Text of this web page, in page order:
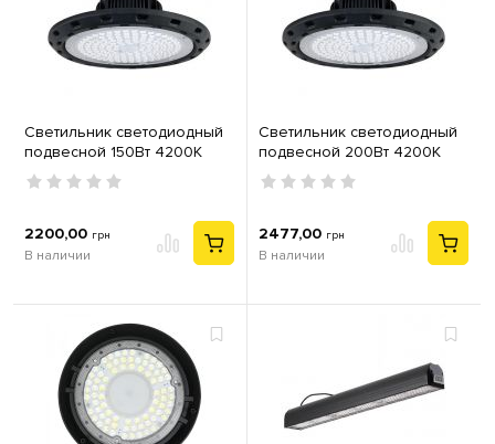
Светильник светодиодный
подвесной 150Вт 4200К
IP65 Artemis-150 Horoz 063-
003-0150
2200,00 грн
В наличии
Светильник светодиодный
подвесной 200Вт 4200К
IP65 Artemis-200 Horoz 063-
003-0200
2477,00 грн
В наличии